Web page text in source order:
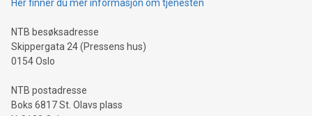
Her finner du mer informasjon om tjenesten
NTB besøksadresse
Skippergata 24 (Pressens hus)
0154 Oslo
NTB postadresse
Boks 6817 St. Olavs plass